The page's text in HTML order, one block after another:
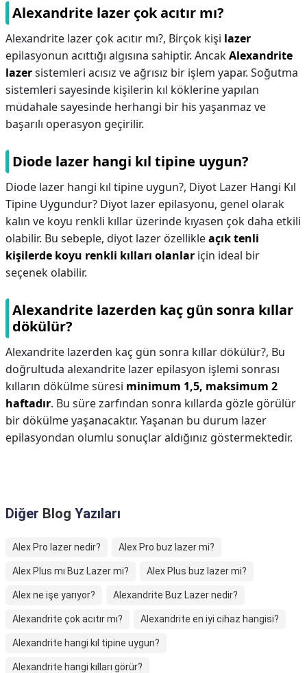
Alexandrite lazer çok acıtır mı?
Alexandrite lazer çok acıtır mı?, Birçok kişi lazer
epilasyonun acıttığı algısına sahiptir. AncakAlexandrite
lazersistemleri acısız ve ağrısız bir işlem yapar. Soğutma
sistemleri sayesinde kişilerin kıl köklerine yapılan
müdahale sayesinde herhangi bir his yaşanmaz ve
başarılı operasyon geçirilir.
Diode lazer hangi kıl tipine uygun?
Diode lazer hangi kıl tipine uygun?, Diyot Lazer Hangi Kıl
Tipine Uygundur? Diyot lazer epilasyonu, genel olarak
kalın ve koyu renkli kıllar üzerinde kıyasen çok daha etkili
olabilir. Bu sebeple, diyot lazer özellikleaçık tenli
kişilerde koyu renkli kılları olanlar için ideal bir
seçenek olabilir.
Alexandrite lazerden kaç gün sonra kıllar
dökülür?
Alexandrite lazerden kaç gün sonra kıllar dökülür?, Bu
doğrultuda alexandrite lazer epilasyon işlemi sonrası
kılların dökülme süresi minimum 1,5, maksimum 2
haftadır. Bu süre zarfından sonra kıllarda gözle görülür
bir dökülme yaşanacaktır. Yaşanan bu durum lazer
epilasyondan olumlu sonuçlar aldığınız göstermektedir.
Diğer Blog Yazıları
Alex Pro lazer nedir? Alex Pro buz lazer mi?
Alex Plus mı Buz Lazer mi? Alex Plus buz lazer mi?
Alex ne işe yarıyor? Alexandrite Buz Lazer nedir?
Alexandrite çok acıtır mı? Alexandrite en iyi cihaz hangisi?
Alexandrite hangi kıl tipine uygun?
Alexandrite hangi kılları görür?